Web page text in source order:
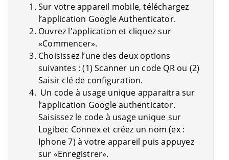
Sur votre appareil mobile, téléchargez
l’application Google Authenticator.
Ouvrez l'application et cliquez sur
«Commencer».
Choisissez l’une des deux options
suivantes : (1) Scanner un code QR ou (2)
Saisir clé de configuration.
Un code à usage unique apparaitra sur
l’application Google authenticator.
Saisissez le code à usage unique sur
Logibec Connex et créez un nom (ex :
Iphone 7) à votre appareil puis appuyez
sur «Enregistrer».